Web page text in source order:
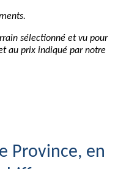
sélectionné et vu pour
au prix indiqué par notre
Province, en